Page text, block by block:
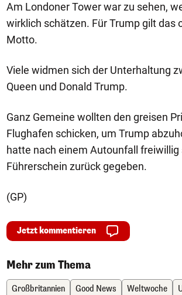
Am Londoner Tower war zu sehen,
wirklich schätzen. Für Trump gilt das
Motto.
Viele widmen sich der Unterhaltung
Queen und Donald Trump.
Ganz Gemeine wollten den greisen
Flughafen schicken, um Trump
hatte nach einem Autounfall freiwillig
Führerschein zurück gegeben.
(GP)
Jetzt kommentieren
Mehr zum Thema
Großbritannien Good News Weltwoche